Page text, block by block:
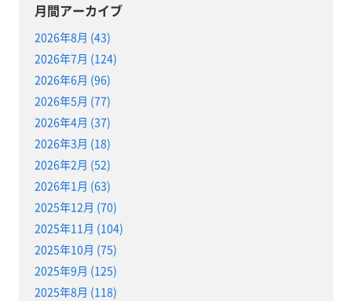
月間アーカイブ
2026年8月 (43)
2026年7月 (124)
2026年6月 (96)
2026年5月 (77)
2026年4月 (37)
2026年3月 (18)
2026年2月 (52)
2026年1月 (63)
2025年12月 (70)
2025年11月 (104)
2025年10月 (75)
2025年9月 (125)
2025年8月 (118)